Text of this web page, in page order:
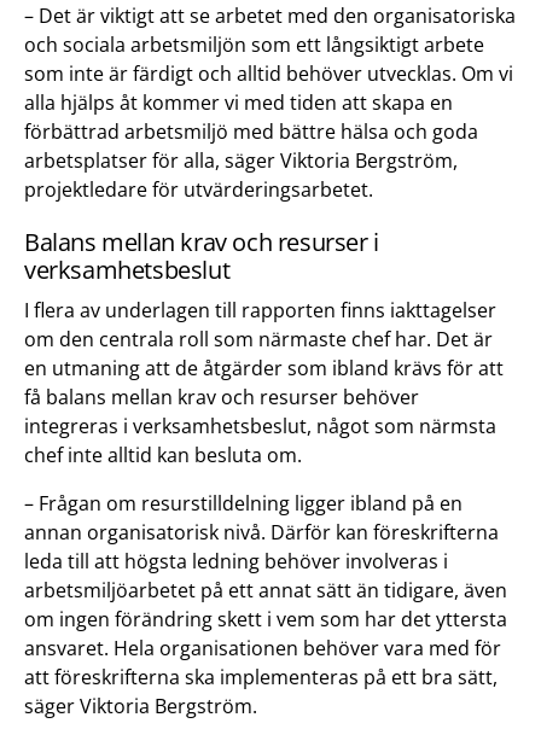
– Det är viktigt att se arbetet med den organisatoriska
och sociala arbetsmiljön som ett långsiktigt arbete
som inte är färdigt och alltid behöver utvecklas. Om vi
alla hjälps åt kommer vi med tiden att skapa en
förbättrad arbetsmiljö med bättre hälsa och goda
arbetsplatser för alla, säger Viktoria Bergström,
projektledare för utvärderingsarbetet.
Balans mellan krav och resurser i
verksamhetsbeslut
I flera av underlagen till rapporten finns iakttagelser
om den centrala roll som närmaste chef har. Det är
en utmaning att de åtgärder som ibland krävs för att
få balans mellan krav och resurser behöver
integreras i verksamhetsbeslut, något som närmsta
chef inte alltid kan besluta om.
– Frågan om resurstilldelning ligger ibland på en
annan organisatorisk nivå. Därför kan föreskrifterna
leda till att högsta ledning behöver involveras i
arbetsmiljöarbetet på ett annat sätt än tidigare, även
om ingen förändring skett i vem som har det yttersta
ansvaret. Hela organisationen behöver vara med för
att föreskrifterna ska implementeras på ett bra sätt,
säger Viktoria Bergström.